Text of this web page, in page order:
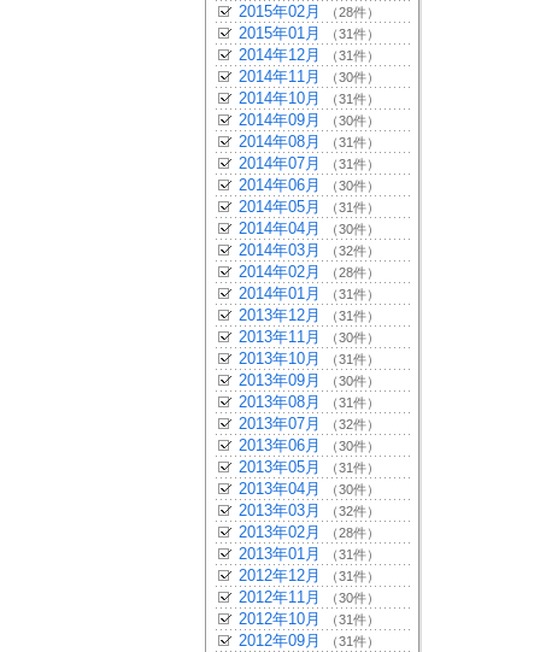
2015年02月 （28件）
2015年01月 （31件）
2014年12月 （31件）
2014年11月 （30件）
2014年10月 （31件）
2014年09月 （30件）
2014年08月 （31件）
2014年07月 （31件）
2014年06月 （30件）
2014年05月 （31件）
2014年04月 （30件）
2014年03月 （32件）
2014年02月 （28件）
2014年01月 （31件）
2013年12月 （31件）
2013年11月 （30件）
2013年10月 （31件）
2013年09月 （30件）
2013年08月 （31件）
2013年07月 （32件）
2013年06月 （30件）
2013年05月 （31件）
2013年04月 （30件）
2013年03月 （32件）
2013年02月 （28件）
2013年01月 （31件）
2012年12月 （31件）
2012年11月 （30件）
2012年10月 （31件）
2012年09月 （31件）